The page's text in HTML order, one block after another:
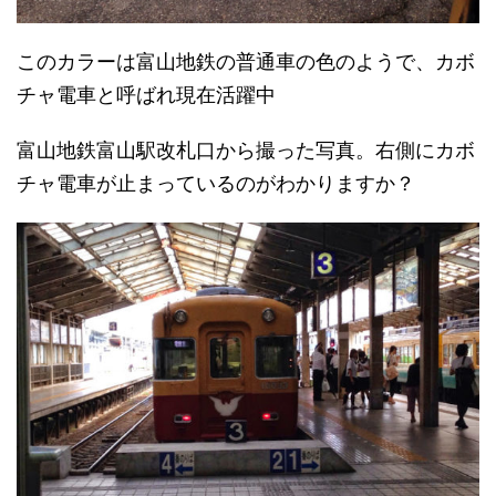
このカラーは富山地鉄の普通車の色のようで、カボ
チャ電車と呼ばれ現在活躍中
富山地鉄富山駅改札口から撮った写真。右側にカボ
チャ電車が止まっているのがわかりますか？